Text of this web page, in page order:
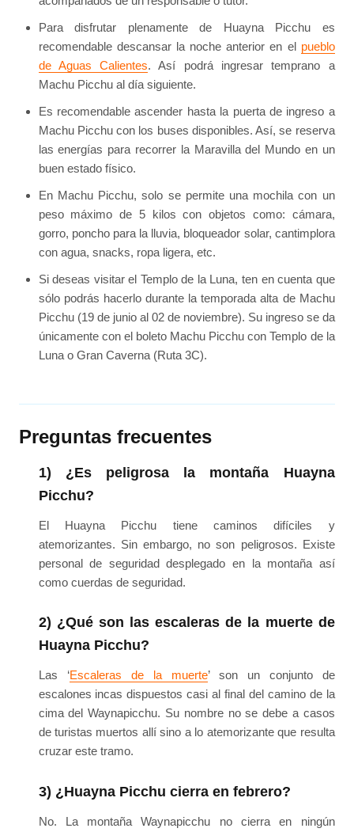
Para disfrutar plenamente de Huayna Picchu es
recomendable descansar la noche anterior en el pueblo
de Aguas Calientes. Así podrá ingresar temprano a
Machu Picchu al día siguiente.
Es recomendable ascender hasta la puerta de ingreso a
Machu Picchu con los buses disponibles. Así, se reserva
las energías para recorrer la Maravilla del Mundo en un
buen estado físico.
En Machu Picchu, solo se permite una mochila con un
peso máximo de 5 kilos con objetos como: cámara,
gorro, poncho para la lluvia, bloqueador solar, cantimplora
con agua, snacks, ropa ligera, etc.
Si deseas visitar el Templo de la Luna, ten en cuenta que
sólo podrás hacerlo durante la temporada alta de Machu
Picchu (19 de junio al 02 de noviembre). Su ingreso se da
únicamente con el boleto Machu Picchu con Templo de la
Luna o Gran Caverna (Ruta 3C).
Preguntas frecuentes
1) ¿Es peligrosa la montaña Huayna
Picchu?
El Huayna Picchu tiene caminos difíciles y
atemorizantes. Sin embargo, no son peligrosos. Existe
personal de seguridad desplegado en la montaña así
como cuerdas de seguridad.
2) ¿Qué son las escaleras de la muerte de
Huayna Picchu?
Las ‘Escaleras de la muerte’ son un conjunto de
escalones incas dispuestos casi al final del camino de la
cima del Waynapicchu. Su nombre no se debe a casos
de turistas muertos allí sino a lo atemorizante que resulta
cruzar este tramo.
3) ¿Huayna Picchu cierra en febrero?
No. La montaña Waynapicchu no cierra en ningún